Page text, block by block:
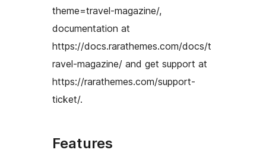
theme=travel-magazine/,
documentation at
https://docs.rarathemes.com/docs/t
ravel-magazine/ and get support at
https://rarathemes.com/support-
ticket/.
Features